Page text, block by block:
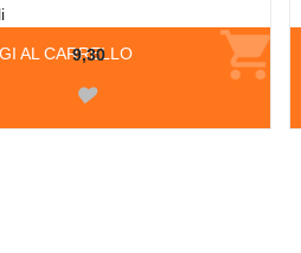
AL CARRELLO
9,30